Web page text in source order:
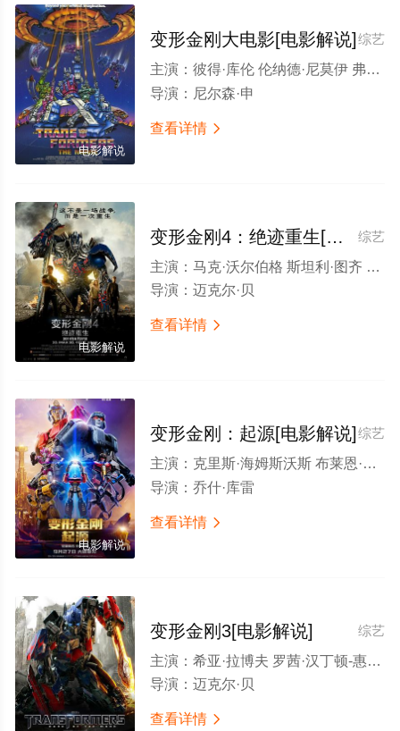
电影解说
综艺
变形金刚大电影[电影解说]
主演： 彼得·库伦 伦纳德·尼莫伊 弗兰克·维尔克 奥逊·威尔斯 贾德·尼尔森 克里斯·拉塔 诺曼·阿尔登 杰克·安杰尔 迈克尔·贝尔 格雷格·白尔杰 苏珊·布卢 科里·伯顿 罗杰·C·卡梅尔 维克多·卡洛里 Regis Cordic 斯加特曼·克罗索斯 巴德·戴维斯 Walker Edmiston 保罗·伊丁
导演： 尼尔森·申
查看详情 
电影解说
综艺
变形金刚4：绝迹重生[电影解说]
主演： 马克·沃尔伯格 斯坦利·图齐 凯尔塞·格拉玛 妮可拉·佩尔茨 杰克·莱诺 提图斯·维里沃 索菲娅·迈尔斯 李冰冰 T·J·米勒 詹姆斯·巴克曼 托马斯·列农 查尔斯·帕内尔 埃里卡·方婷 迈克尔·柯林斯 韩庚 邹市明 理查德·雷西尔 帕特里克·布利斯托夫 克利奥·金 卡尔文·维莫 格伦·基奥 大卫·米德桑德 卡西姆·加赖贝 安德烈亚斯·贝克特 亚历山大·里布 贾米森·哈塞 德鲁·韦克斯 梅勒妮·斯贝克特 阿比盖尔·克莱恩 维多利亚·萨默 林柏宏 凯文·柯威斯 亚当·拜利奥 米卡尔·威戈 肯尼·谢尔德 凯文
导演： 迈克尔·贝
查看详情 
电影解说
综艺
变形金刚：起源[电影解说]
主演： 克里斯·海姆斯沃斯 布莱恩·泰里·亨利 斯嘉丽·约翰逊 科甘-迈克尔·凯 乔恩·哈姆 史蒂夫·布西密 劳伦斯·菲什伯恩 凡妮莎·利古力 乔恩·贝利 杰森·科诺皮索斯 埃文·迈克尔·李 詹姆斯·瑞马尔 小伊萨克·C.辛格尔顿 史蒂夫·布卢姆 钟金妮 乔什·库雷 Dillon Bryan Misty Lee
导演： 乔什·库雷
查看详情 
综艺
变形金刚3[电影解说]
主演： 希亚·拉博夫 罗茜·汉丁顿-惠特莉 乔什·杜哈明 约翰·特托罗 泰瑞斯·吉布森 帕特里克·德姆西 弗兰西斯·麦克多蒙德 约翰·马尔科维奇 凯文·杜恩 朱丽叶·怀特 艾伦·图代克 郑肯 格伦·莫肖尔 莱斯特·斯佩格特 巴兹·奥德林 比尔·奥雷利 拉维尔·伊斯亚诺夫 达斯汀·丹纳德 马基斯·麦克法登 斯科特·C·罗伊 詹姆斯·D·韦斯顿二世 米卡尔·威戈 肯尼·谢尔德 乔什·凯利 安庆名惠子 拉莫尼卡·加勒特 亚森·佩扬科夫 约翰托宾 拉里·克拉克 汤姆·维图 托马斯·克劳福德 凯文·塞兹摩尔 阿兰·皮特鲁塞
导演： 迈克尔·贝
查看详情 